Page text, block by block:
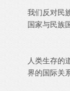
我们反对民
国家与民族
人类生存的
界的国际关